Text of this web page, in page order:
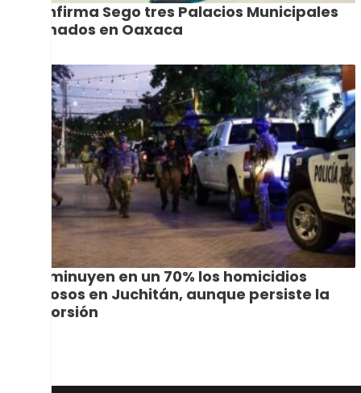
Confirma Sego tres Palacios Municipales
tomados en Oaxaca
Disminuyen en un 70% los homicidios
dolosos en Juchitán, aunque persiste la
extorsión